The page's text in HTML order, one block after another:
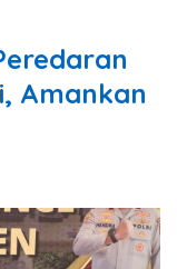
Amankan